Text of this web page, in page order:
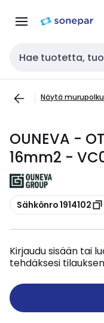
navigointiinsisältöön
Haku
Näytä murupolku
OUNEVA -
16mm2 -
Kopioi
Sähkönro 1914102
Kirjaudu sisään tai
tehdäksesi tilauksen